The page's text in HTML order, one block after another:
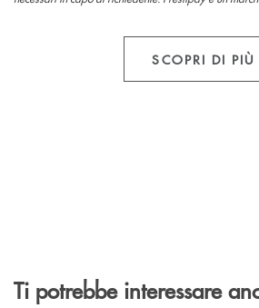
SCOPRI DI PIÙ
Ti potrebbe interessare